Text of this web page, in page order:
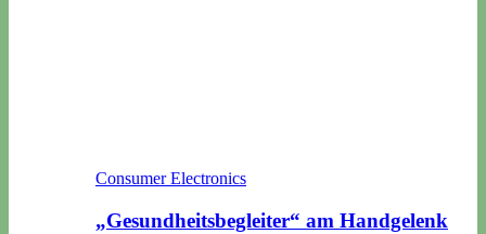
Consumer Electronics
„Gesundheitsbegleiter“ am Handgelenk